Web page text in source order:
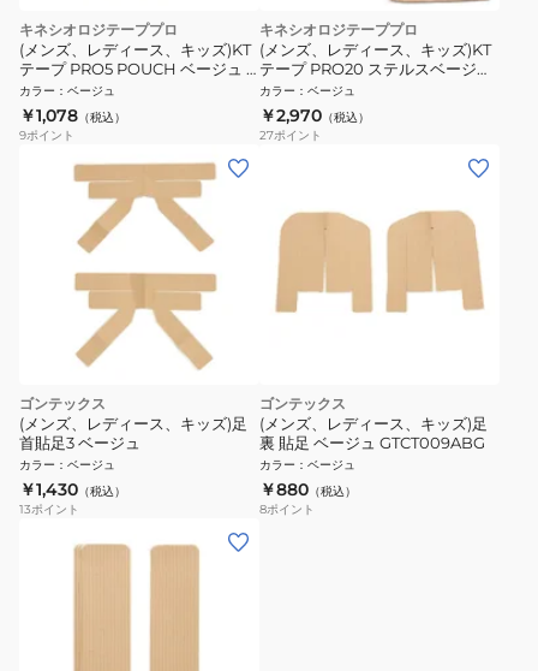
キネシオロジテーププロ
(メンズ、レディース、キッズ)KT
テープ PRO5 POUCH ベージュ 5
枚入 KTPR5/SBE
カラー ： ベージュ
￥1,078 （税込）
9ポイント
キネシオロジテーププロ
(メンズ、レディース、キッズ)KT
テープ PRO20 ステルスベージュ
20枚入 KTPR20/SBE
カラー ： ベージュ
￥2,970 （税込）
27ポイント
ゴンテックス
(メンズ、レディース、キッズ)足
首貼足3 ベージュ
カラー ： ベージュ
￥1,430 （税込）
13ポイント
ゴンテックス
(メンズ、レディース、キッズ)足
裏 貼足 ベージュ GTCT009ABG
カラー ： ベージュ
￥880 （税込）
8ポイント